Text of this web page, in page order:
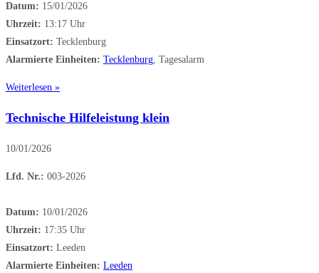
Datum: 15/01/2026
Uhrzeit: 13:17 Uhr
Einsatzort: Tecklenburg
Alarmierte Einheiten: Tecklenburg, Tagesalarm
Weiterlesen »
Technische Hilfeleistung klein
10/01/2026
Lfd. Nr.: 003-2026
Datum: 10/01/2026
Uhrzeit: 17:35 Uhr
Einsatzort: Leeden
Alarmierte Einheiten: Leeden